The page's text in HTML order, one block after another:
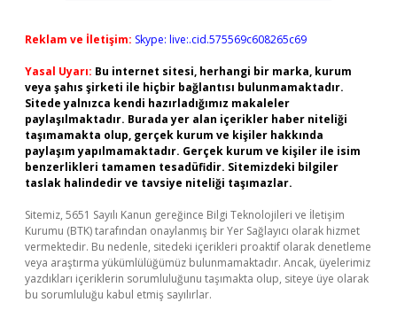
Reklam ve İletişim: Skype: live:.cid.575569c608265c69
Yasal Uyarı: Bu internet sitesi, herhangi bir marka, kurum
veya şahıs şirketi ile hiçbir bağlantısı bulunmamaktadır.
Sitede yalnızca kendi hazırladığımız makaleler
paylaşılmaktadır. Burada yer alan içerikler haber niteliği
taşımamakta olup, gerçek kurum ve kişiler hakkında
paylaşım yapılmamaktadır. Gerçek kurum ve kişiler ile isim
benzerlikleri tamamen tesadüfidir. Sitemizdeki bilgiler
taslak halindedir ve tavsiye niteliği taşımazlar.
Sitemiz, 5651 Sayılı Kanun gereğince Bilgi Teknolojileri ve İletişim
Kurumu (BTK) tarafından onaylanmış bir Yer Sağlayıcı olarak hizmet
vermektedir. Bu nedenle, sitedeki içerikleri proaktif olarak denetleme
veya araştırma yükümlülüğümüz bulunmamaktadır. Ancak, üyelerimiz
yazdıkları içeriklerin sorumluluğunu taşımakta olup, siteye üye olarak
bu sorumluluğu kabul etmiş sayılırlar.